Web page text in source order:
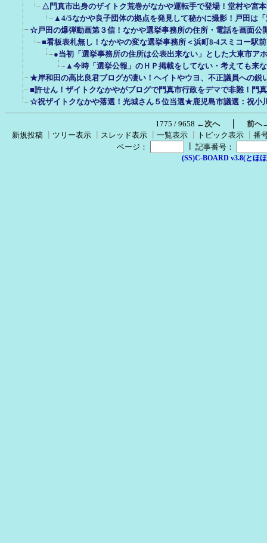
△門真市出身のザイトク荒巻がなかや運転手で登場！堂村や宮
▲4/5なかや良子団体の拠点を発見して秘かに撮影！戸田は
☆戸田の爆弾動画第３信！なかや選挙事務所の住所・電話を画面公
■看板表札無し！なかやの変な選挙事務所＜浜町8-4スミコー駅
●当初「選挙事務所の住所は公表出来ない」とした大東市ア
▲今時「選挙公報」のＨＰ掲載をしてない・考えても来
★岸和田の高比良君ブログが凄い！ヘイトやウヨ、不正議員への鋭
■許せん！ザイトクなかやがブログで門真市行政をデマで非難！門
☆祝ザイトクなかや落選！光城さん５位当選★鹿児島市議選：祝小
1775 / 9658 ←次へ｜ 前へ
新規投稿
ツリー表示 スレッド表示 一覧表示 トピック表示
番
ページ：
記事番号：
(SS)C-BOARD v3.8(とほ